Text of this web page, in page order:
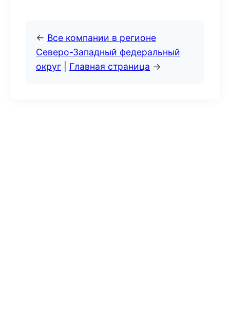
← Все компании в регионе
Северо-Западный федеральный
округ
Главная страница →